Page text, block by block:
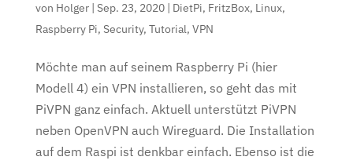
von Holger| Sep. 23, 2020| DietPi, FritzBox, Linux,
Raspberry Pi, Security, Tutorial, VPN
Möchte man auf seinem Raspberry Pi (hier
Modell 4) ein VPN installieren, so geht das mit
PiVPN ganz einfach. Aktuell unterstützt PiVPN
neben OpenVPN auch Wireguard. Die Installation
auf dem Raspi ist denkbar einfach. Ebenso ist die